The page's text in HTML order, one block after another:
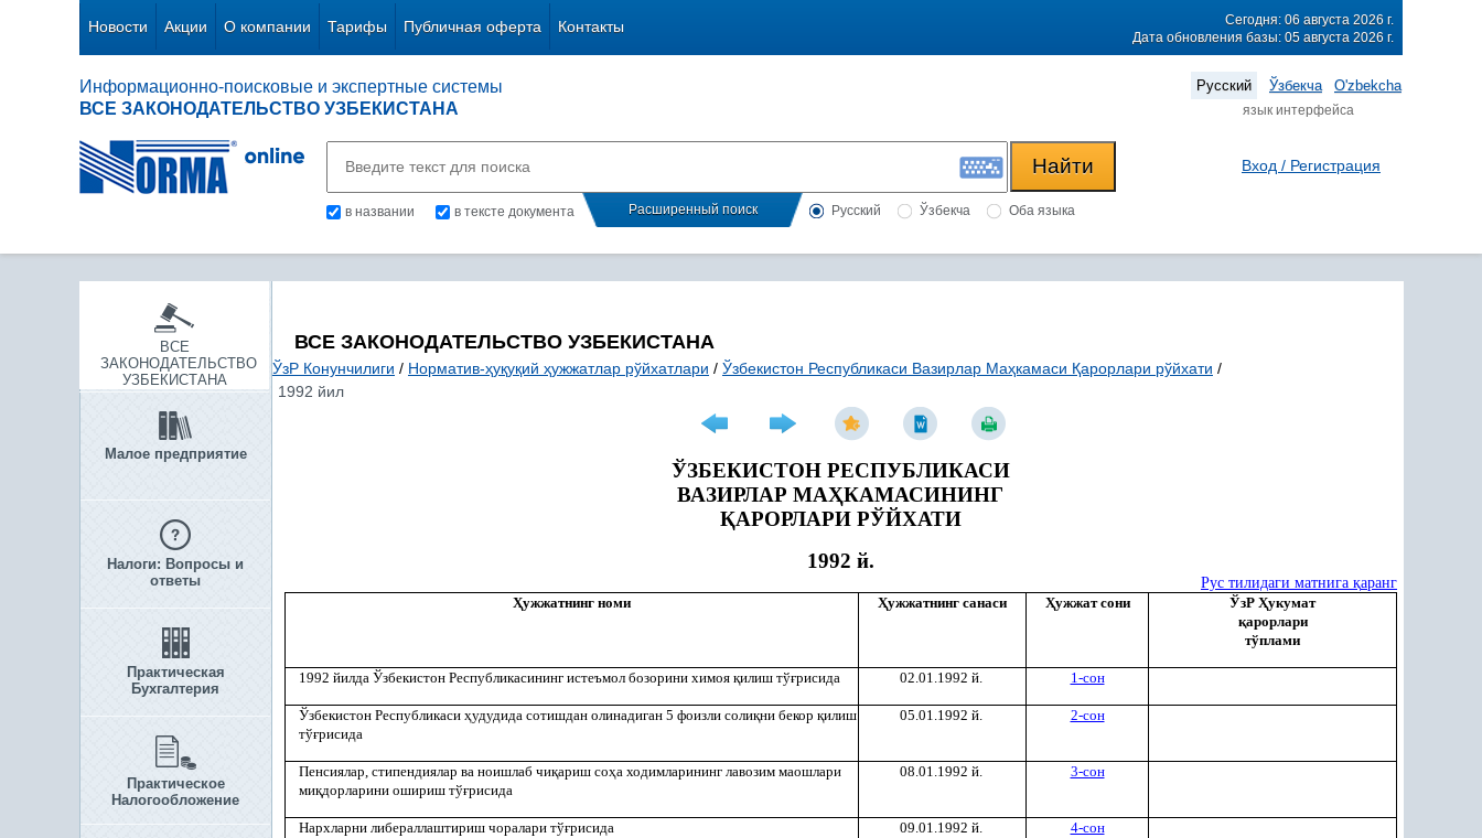
Новости Акции О компании Тарифы Публичная оферта Контакты
Сегодня: 06 августа 2026 г.
Дата обновления базы: 05 августа 2026 г.
Информационно-поисковые и экспертные системы
ВСЕ ЗАКОНОДАТЕЛЬСТВО УЗБЕКИСТАНА
Русский Ўзбекча O'zbekcha
язык интерфейса
в названии в тексте документа Расширенный поиск Русский Ўзбекча Оба языка
Вход / Регистрация
ВСЕ
ЗАКОНОДАТЕЛЬСТВО
УЗБЕКИСТАНА
Малое предприятие
Налоги: Вопросы и
ответы
Практическая
Бухгалтерия
Практическое
Налогообложение
ВСЕ ЗАКОНОДАТЕЛЬСТВО УЗБЕКИСТАНА
ЎзР Конунчилиги / Норматив-ҳуқуқий ҳужжатлар рўйхатлари / Ўзбекистон Республикаси Вазирлар Маҳкамаси Қарорлари рўйхати /
1992 йил
ЎЗБЕКИСТОН РЕСПУБЛИКАСИ
ВАЗИРЛАР МАҲКАМАСИНИНГ
ҚАРОРЛАРИ РЎЙХАТИ
1992 й.
Рус тилидаги матнига қаранг
Ҳужжатнинг номи Ҳужжатнинг санаси Ҳужжат сони ЎзР Ҳукумат
қарорлари
тўплами
1992 йилда Ўзбекистон Республикасининг истеъмол бозорини химоя қилиш тўғрисида 02.01.1992 й. 1-сон
Ўзбекистон Республикаси ҳудудида сотишдан олинадиган 5 фоизли солиқни бекор қилиш
тўғрисида
05.01.1992 й. 2-сон
Пенсиялар, стипендиялар ва ноишлаб чиқариш соҳа ходимларининг лавозим маошлари
миқдорларини ошириш тўғрисида
08.01.1992 й. 3-сон
Нархларни либераллаштириш чоралари тўғрисида 09.01.1992 й. 4-сон